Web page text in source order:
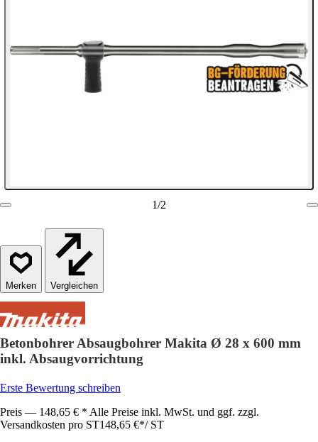
1/2
Vergleichen
Betonbohrer Absaugbohrer Makita Ø 28 x 600 mm
inkl. Absaugvorrichtung
Erste Bewertung schreiben
Preis — 148,65 € * Alle Preise inkl. MwSt. und ggf. zzgl.
Versandkosten pro ST148,65 €*/ ST